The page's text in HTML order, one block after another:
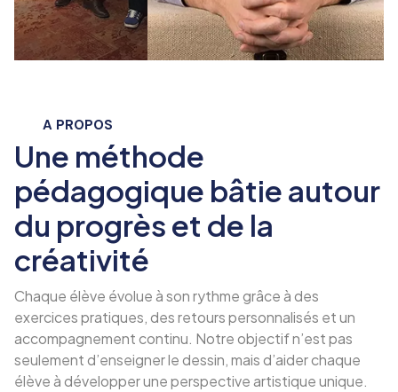
A PROPOS
Une méthode
pédagogique bâtie autour
du progrès et de la
créativité
Chaque élève évolue à son rythme grâce à des
exercices pratiques, des retours personnalisés et un
accompagnement continu. Notre objectif n’est pas
seulement d’enseigner le dessin, mais d’aider chaque
élève à développer une perspective artistique unique.